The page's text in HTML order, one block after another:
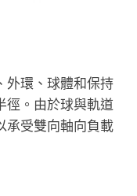
外環、球體和保持
徑。由於球與軌道
承受雙向軸向負載